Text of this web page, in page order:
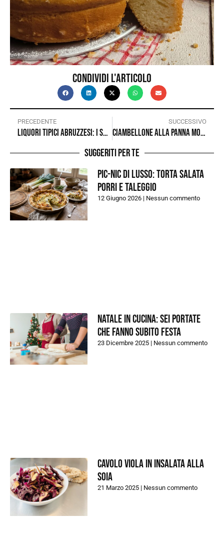
Condividi l'articolo
PRECEDENTE
Liquori tipici abruzzesi: i sapori della montagna e della tradizione in un bicchiere
SUCCESSIVO
Ciambellone alla panna montata
Suggeriti per te
Pic-nic di lusso: torta salata
porri e taleggio
12 Giugno 2026 Nessun commento
Natale in cucina: sei portate
che fanno subito festa
23 Dicembre 2025 Nessun commento
Cavolo viola in insalata alla
soia
21 Marzo 2025 Nessun commento